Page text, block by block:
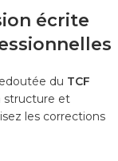
écrite
du TCF
structure et
les corrections